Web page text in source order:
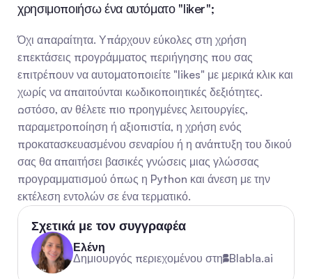
χρησιμοποιήσω ένα αυτόματο "liker";
Όχι απαραίτητα. Υπάρχουν εύκολες στη χρήση
επεκτάσεις προγράμματος περιήγησης που σας
επιτρέπουν να αυτοματοποιείτε "likes" με μερικά κλικ και
χωρίς να απαιτούνται κωδικοποιητικές δεξιότητες.
Ωστόσο, αν θέλετε πιο προηγμένες λειτουργίες,
παραμετροποίηση ή αξιοπιστία, η χρήση ενός
προκατασκευασμένου σεναρίου ή η ανάπτυξη του δικού
σας θα απαιτήσει βασικές γνώσεις μιας γλώσσας
προγραμματισμού όπως η Python και άνεση με την
εκτέλεση εντολών σε ένα τερματικό.
Σχετικά με τον συγγραφέα
Ελένη
Δημιουργός περιεχομένου στη Blabla.ai